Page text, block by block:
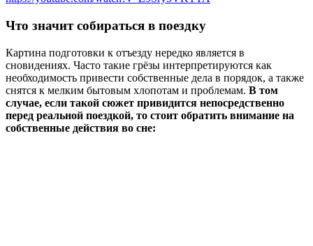
Что значит собираться в поездку
Картина подготовки к отъезду нередко является в
сновидениях. Часто такие грёзы интерпретируются как
необходимость привести собственные дела в порядок, а также
снятся к мелким бытовым хлопотам и проблемам. В том
случае, если такой сюжет привидится непосредственно
перед реальной поездкой, то стоит обратить внимание на
собственные действия во сне: